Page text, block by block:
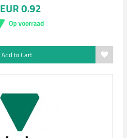
EUR 0.92
Op voorraad
Add to Cart